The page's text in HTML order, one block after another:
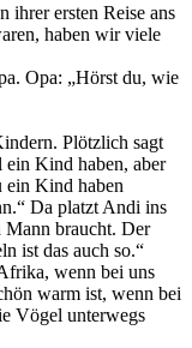
ihrer ersten Reise ans
haben wir viele
Opa: „Hörst du, wie
Plötzlich sagt
ein Kind haben, aber
ein Kind haben
Da platzt Andi ins
Mann braucht. Der
ist das auch so.“
wenn bei uns
warm ist, wenn bei
Vögel unterwegs